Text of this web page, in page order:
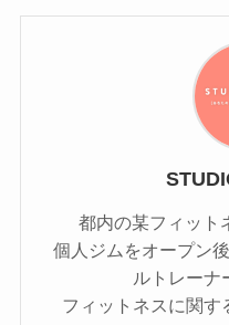
都内の某フィット
個人ジムをオープン
ルトレーナ
フィットネスに関す